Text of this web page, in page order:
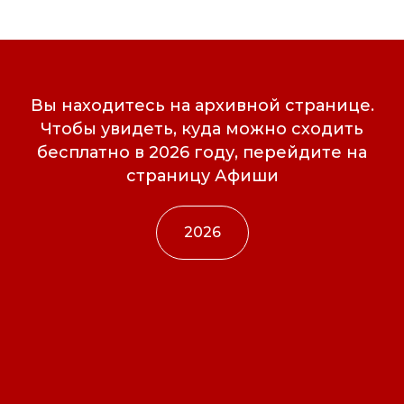
Вы находитесь на архивной странице.
Чтобы увидеть, куда можно сходить
бесплатно в 2026 году, перейдите на
страницу Афиши
2026